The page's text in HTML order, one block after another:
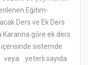
Eğitim-
Ders ve Ek Ders
göre ek ders
sistemde
yeterli sayıda